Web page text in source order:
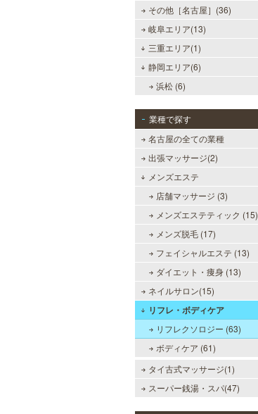
その他［名古屋］(36)
岐阜エリア(13)
三重エリア(1)
静岡エリア(6)
浜松 (6)
業種で探す
名古屋の全ての業種
出張マッサージ(2)
メンズエステ
店舗マッサージ (3)
メンズエステティック (15)
メンズ脱毛 (17)
フェイシャルエステ (13)
ダイエット・痩身 (13)
ネイルサロン(15)
リフレ・ボディケア
リフレクソロジー (63)
ボディケア (61)
タイ古式マッサージ(1)
スーパー銭湯・スパ(47)